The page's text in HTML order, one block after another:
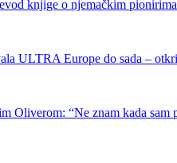
knjige o njemačkim
ULTRA Europe do sada –
Oliverom: “Ne znam kada